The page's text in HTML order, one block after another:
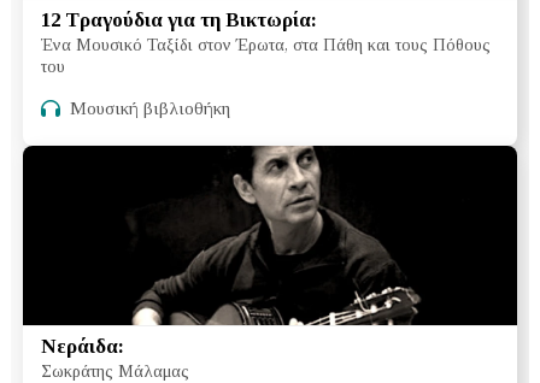
12 Τραγούδια για τη Βικτωρία:
Ένα Μουσικό Ταξίδι στον Έρωτα, στα Πάθη και τους Πόθους
του
Μουσική βιβλιοθήκη
Νεράιδα:
Σωκράτης Μάλαμας